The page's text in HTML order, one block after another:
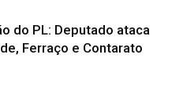
do PL: Deputado ataca
Ferraço e Contarato